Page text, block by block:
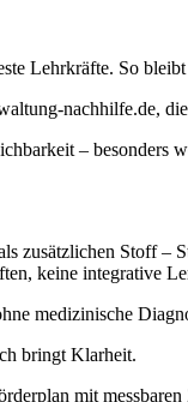
Lehrkräfte. So
nachhilfe.de,
– besonders
zusätzlichen Stoff
keine integrative
medizinische
bringt Klarheit.
mit